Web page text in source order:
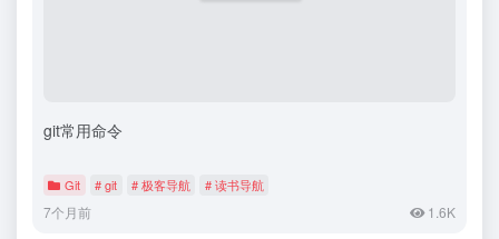
git常用命令
Git # git # 极客导航 # 读书导航
7个月前 1.6K